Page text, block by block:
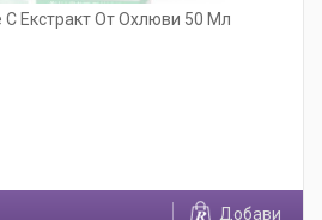
Екстракт От Охлюви 50 Мл
Добави